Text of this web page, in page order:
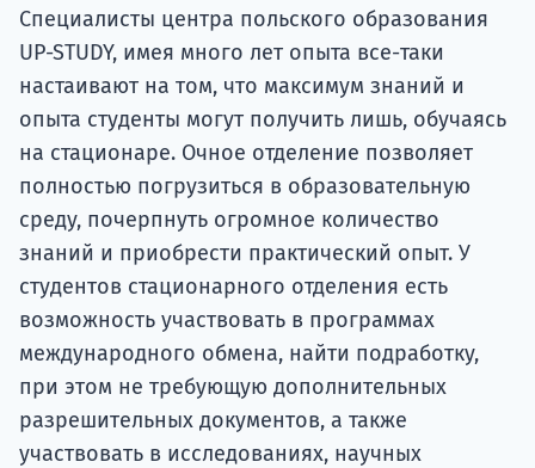
Специалисты центра польского образования
UP-STUDY, имея много лет опыта все-таки
настаивают на том, что максимум знаний и
опыта студенты могут получить лишь, обучаясь
на стационаре. Очное отделение позволяет
полностью погрузиться в образовательную
среду, почерпнуть огромное количество
знаний и приобрести практический опыт. У
студентов стационарного отделения есть
возможность участвовать в программах
международного обмена, найти подработку,
при этом не требующую дополнительных
разрешительных документов, а также
участвовать в исследованиях, научных